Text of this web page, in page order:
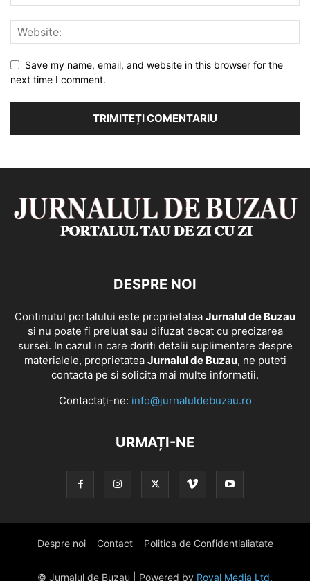
Save my name, email, and website in this browser for the
next time I comment.
DESPRE NOI
Continutul portalului este proprietatea Jurnalul de Buzau
si nu poate fi preluat sau difuzat decat cu precizarea
sursei. In cazul in care doriti detalii suplimentare despre
materialele, proprietatea Jurnalul de Buzau, ne puteti
contacta pe si solicita mai multe informatii.
Contactați-ne: info@jurnaluldebuzau.ro
URMAȚI-NE
Despre noi Contact Politica de Confidentialiatate
© Jurnalul de Buzau | Powered by Royal Media Ltd.